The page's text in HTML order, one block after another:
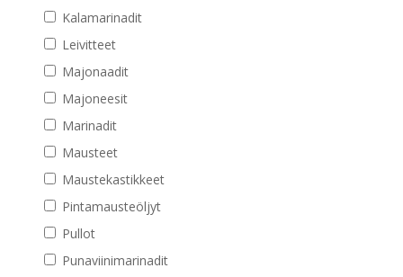
Kalamarinadit
Leivitteet
Majonaadit
Majoneesit
Marinadit
Mausteet
Maustekastikkeet
Pintamausteöljyt
Pullot
Punaviinimarinadit